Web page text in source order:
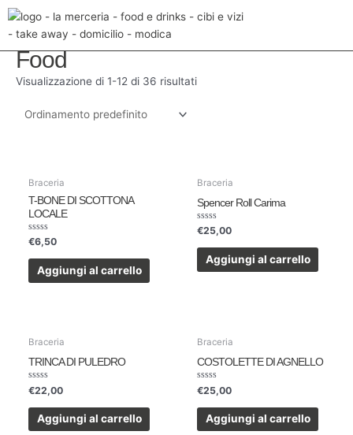
Vai
Home / Food
Food
Visualizzazione di 1-12 di 36 risultati
Braceria
T-BONE DI SCOTTONA
LOCALE
Valutato
su
€6,50
Aggiungi al carrello
Braceria
Spencer Roll Carima
Valutato
su
€25,00
Aggiungi al carrello
Braceria
TRINCA DI PULEDRO
Valutato
0
su
€22,00
Aggiungi al carrello
Braceria
COSTOLETTE DI AGNELLO
Valutato
0
su
€25,00
Aggiungi al carrello